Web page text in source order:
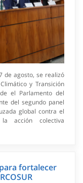
de agosto, se realizó
y Transición
el Parlamento del
del segundo panel
global contra el
acción colectiva
fortalecer